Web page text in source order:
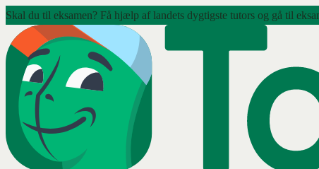
Skal du til eksamen? Få hjælp af landets dygtigste tutors og gå til